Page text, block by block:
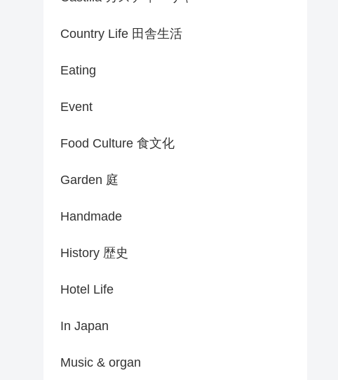
Country Life 田舎生活
Eating
Event
Food Culture 食文化
Garden 庭
Handmade
History 歴史
Hotel Life
In Japan
Music & organ